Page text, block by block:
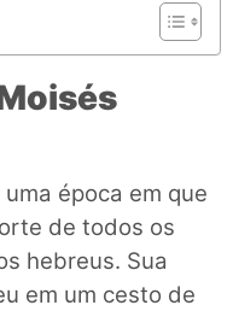
época em que
de todos os
hebreus. Sua
em um cesto de